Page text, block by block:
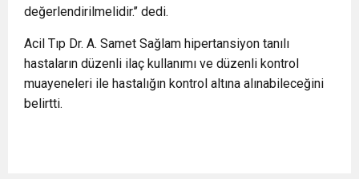
değerlendirilmelidir.’’ dedi.
Acil Tıp Dr. A. Samet Sağlam hipertansiyon tanılı
hastaların düzenli ilaç kullanımı ve düzenli kontrol
muayeneleri ile hastalığın kontrol altına alınabileceğini
belirtti.